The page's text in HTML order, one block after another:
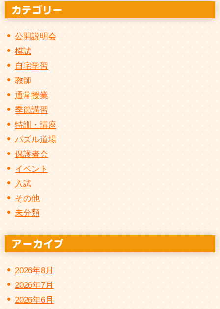
公開説明会
模試
自宅学習
教師
通常授業
季節講習
特訓・講座
パズル道場
保護者会
イベント
入試
その他
未分類
2026年8月
2026年7月
2026年6月